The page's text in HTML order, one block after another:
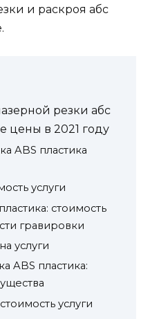
и раскроя абс
резки абс
цены в 2021 году
ABS пластика
услуги
стоимость
гравировки
услуги
ABS пластика:
услуги